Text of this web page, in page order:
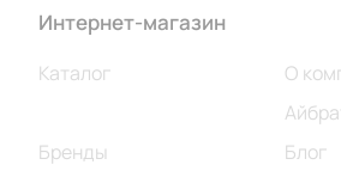
Интернет-магазин
Каталог
Бренды
О
Блог